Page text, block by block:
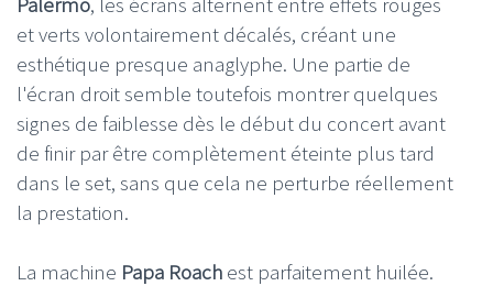
et verts volontairement décalés, créant une
esthétique presque anaglyphe. Une partie de
l'écran droit semble toutefois montrer quelques
signes de faiblesse dès le début du concert avant
de finir par être complètement éteinte plus tard
dans le set, sans que cela ne perturbe réellement
la prestation.
La machine Papa Roach est parfaitement huilée.